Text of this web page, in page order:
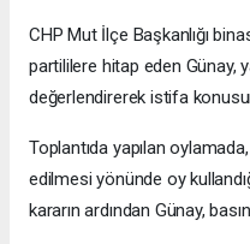
CHP Mut İlçe Başkanlığı
partililere hitap eden Günay,
değerlendirerek istifa
Toplantıda yapılan oylamada,
edilmesi yönünde oy
kararın ardından Günay,